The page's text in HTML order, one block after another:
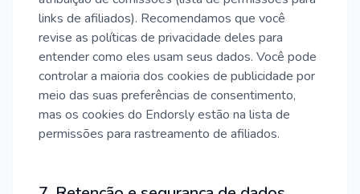
links de afiliados). Recomendamos que você
revise as políticas de privacidade deles para
entender como eles usam seus dados. Você pode
controlar a maioria dos cookies de publicidade por
meio das suas preferências de consentimento,
mas os cookies do Endorsly estão na lista de
permissões para rastreamento de afiliados.